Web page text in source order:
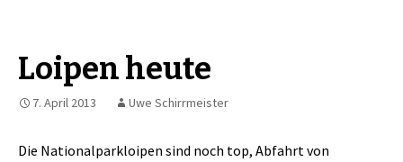
Loipen heute
7. April 2013 Uwe Schirrmeister
Die Nationalparkloipen sind noch top, Abfahrt von